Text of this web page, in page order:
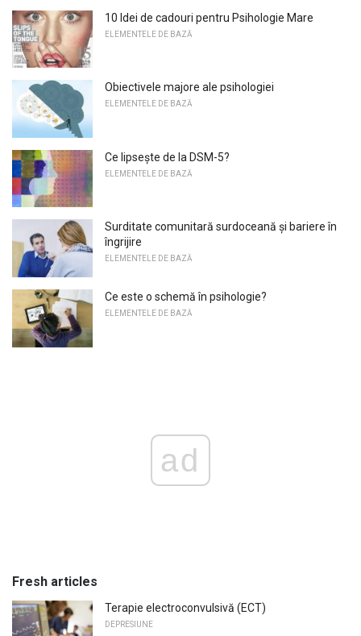
10 Idei de cadouri pentru Psihologie Mare
ELEMENTELE DE BAZĂ
Obiectivele majore ale psihologiei
ELEMENTELE DE BAZĂ
Ce lipsește de la DSM-5?
ELEMENTELE DE BAZĂ
Surditate comunitară surdoceană și bariere în
îngrijire
ELEMENTELE DE BAZĂ
Ce este o schemă în psihologie?
ELEMENTELE DE BAZĂ
ad
Fresh articles
Terapie electroconvulsivă (ECT)
DEPRESIUNE